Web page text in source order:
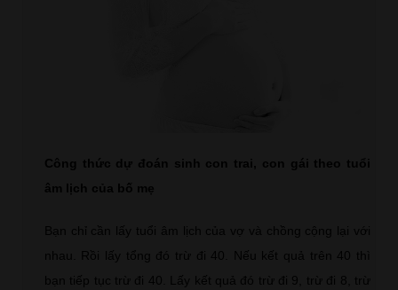
Công thức dự đoán sinh con trai, con gái theo tuổi
âm lịch của bố mẹ
Bạn chỉ cần lấy tuổi âm lịch của vợ và chồng cộng lại với
nhau. Rồi lấy tổng đó trừ đi 40. Nếu kết quả trên 40 thì
bạn tiếp tục trừ đi 40. Lấy kết quả đó trừ đi 9, trừ đi 8, trừ